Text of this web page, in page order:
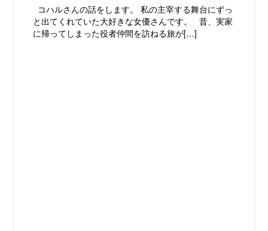
コハルさんの話をします。 私の主宰する舞台にずっ
と出てくれていた大好きな女優さんです。 昔、実家
に帰ってしまった役者仲間を訪ねる旅が[…]